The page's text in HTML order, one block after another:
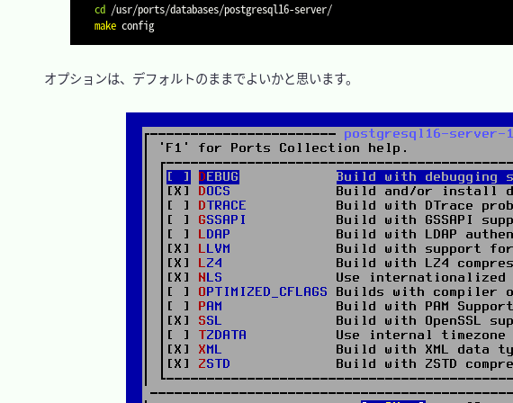
cd
make
config
オプションは、デフォルトのままでよいかと思います。